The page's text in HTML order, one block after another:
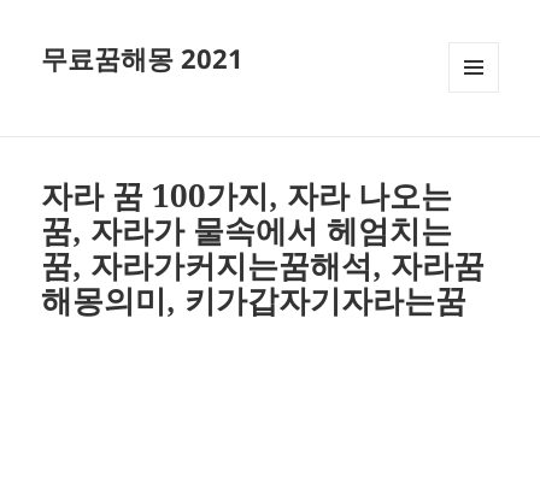
무료꿈해몽 2021
자라 꿈 100가지, 자라 나오는
꿈, 자라가 물속에서 헤엄치는
꿈, 자라가커지는꿈해석, 자라꿈
해몽의미, 키가갑자기자라는꿈